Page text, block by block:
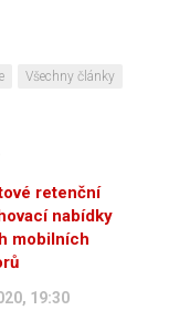
Všechny články
retenční
nabídky
mobilních
19:30